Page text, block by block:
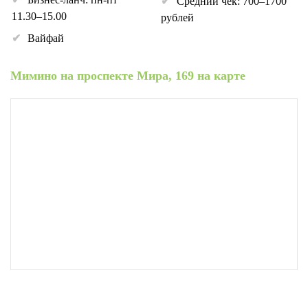
11.30–15.00
Вайфай
рублей
Мимино на проспекте Мира, 169 на карте